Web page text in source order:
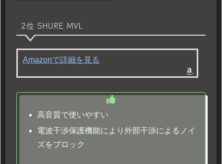
2位 SHURE MVL
Amazonで詳細を見る
高音質で使いやすい
電波干渉保護機能により外部干渉によるノイ
ズをブロック